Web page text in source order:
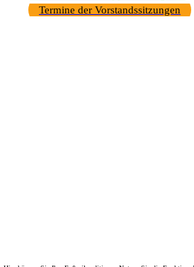
Termine der Vorstandssitzungen